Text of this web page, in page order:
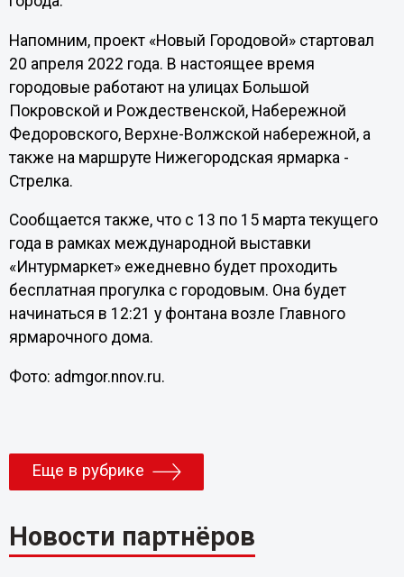
Напомним, проект «Новый Городовой» стартовал
20 апреля 2022 года. В настоящее время
городовые работают на улицах Большой
Покровской и Рождественской, Набережной
Федоровского, Верхне-Волжской набережной, а
также на маршруте Нижегородская ярмарка -
Стрелка.
Сообщается также, что с 13 по 15 марта текущего
года в рамках международной выставки
«Интурмаркет» ежедневно будет проходить
бесплатная прогулка с городовым. Она будет
начинаться в 12:21 у фонтана возле Главного
ярмарочного дома.
Фото: admgor.nnov.ru.
Еще в рубрике
Новости партнёров